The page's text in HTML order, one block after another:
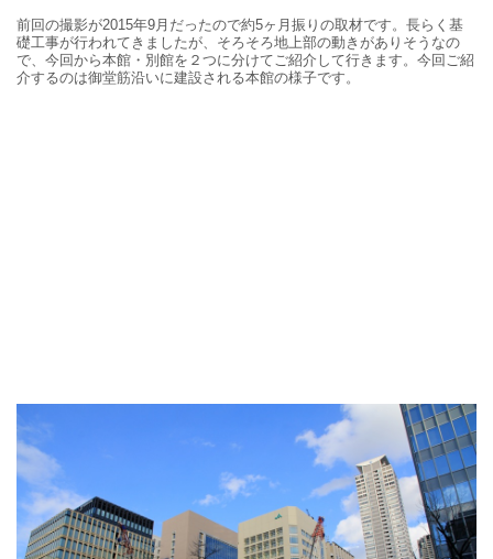
前回の撮影が2015年9月だったので約5ヶ月振りの取材です。長らく基
礎工事が行われてきましたが、そろそろ地上部の動きがありそうなの
で、今回から本館・別館を２つに分けてご紹介して行きます。今回ご紹
介するのは御堂筋沿いに建設される本館の様子です。